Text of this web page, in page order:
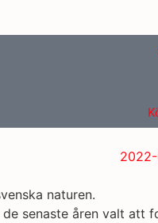
naturen.
senaste åren valt